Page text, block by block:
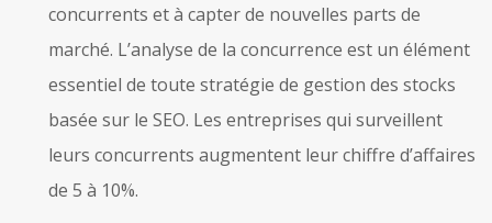
concurrents et à capter de nouvelles parts de
marché. L’analyse de la concurrence est un élément
essentiel de toute stratégie de gestion des stocks
basée sur le SEO. Les entreprises qui surveillent
leurs concurrents augmentent leur chiffre d’affaires
de 5 à 10%.